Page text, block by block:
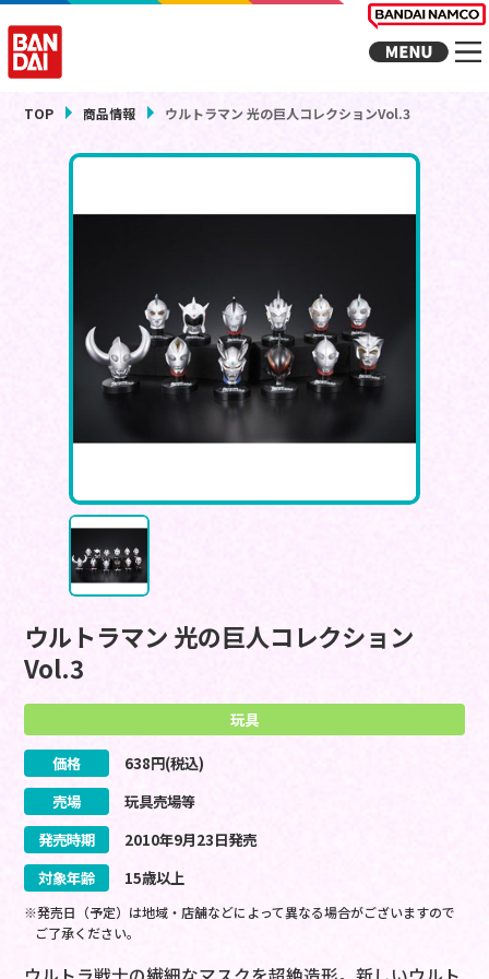
TOP 商品情報 ウルトラマン 光の巨人コレクションVol.3
ウルトラマン 光の巨人コレクション
Vol.3
玩具
価格 638円(税込)
売場
玩具売場等
発売時期
2010年9月23日発売
対象年齢
15歳以上
※発売日（予定）は地域・店舗などによって異なる場合がございますので
ご了承ください。